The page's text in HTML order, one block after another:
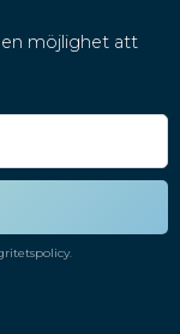
en möjlighet att
.